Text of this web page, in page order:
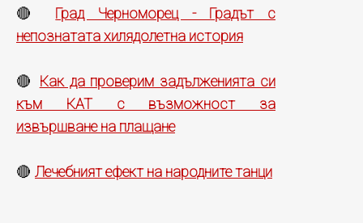
🔴 Град Черноморец - Градът с
непознатата хилядолетна история
🔴 Как да проверим задълженията си
към КАТ с възможност за
извършване на плащане
🔴 Лечебният ефект на народните танци